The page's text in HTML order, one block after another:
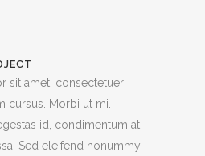
sit amet, consectetuer
cursus. Morbi ut mi.
id, condimentum at,
Sed eleifend nonummy